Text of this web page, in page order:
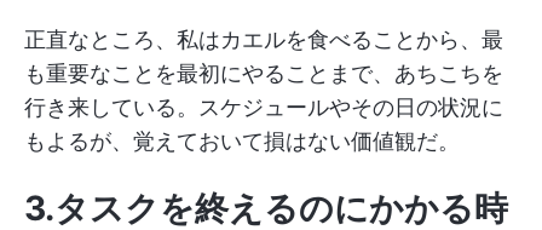
正直なところ、私はカエルを食べることから、最
も重要なことを最初にやることまで、あちこちを
行き来している。スケジュールやその日の状況に
もよるが、覚えておいて損はない価値観だ。
3.タスクを終えるのにかかる時